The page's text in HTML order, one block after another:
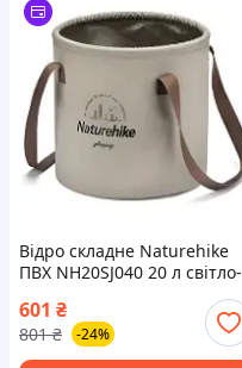
Відро складне Naturehike
ПВХ NH20SJ040 20 л світло-
(6927595764633)
601 ₴
801 ₴ -24%